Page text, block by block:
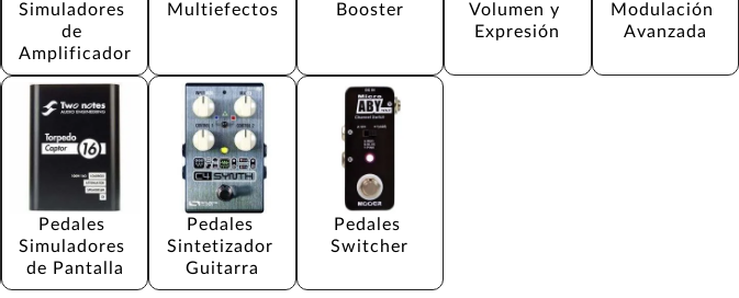
Simuladores
de
Amplificador
Multiefectos
Booster
Volumen y
Expresión
Modulación
Avanzada
Pedales
Simuladores
de Pantalla
Pedales
Sintetizador
Guitarra
Pedales
Switcher